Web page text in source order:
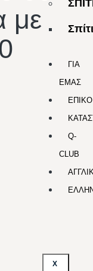
ΓΙΑ
ΕΜΑΣ
Q-
CLUB
X
με